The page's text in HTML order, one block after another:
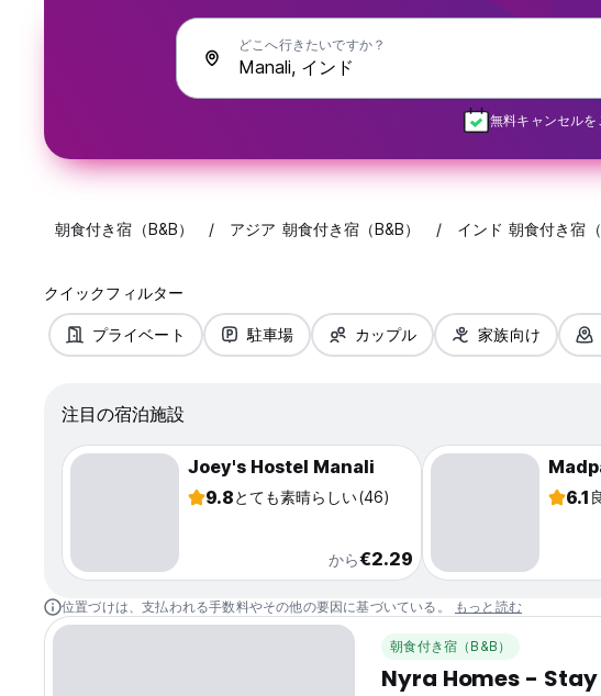
どこへ行きたいですか？
無料キャンセルを
朝食付き宿（B&B） アジア 朝食付き宿（B&B） インド 朝食付き宿（
クイックフィルター
プライベート 駐車場 カップル 家族向け
注目の宿泊施設
Joey's Hostel Manali
9.8とても素晴らしい(46)
から€2.29
6.1
位置づけは、支払われる手数料やその他の要因に基づいている。 もっと読む
朝食付き宿（B&B）
Nyra Homes -